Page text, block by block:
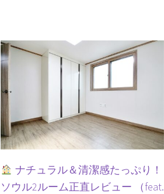
ナチュラル＆清潔感たっぷり！
ソウル2ルーム正直レビュー （feat.